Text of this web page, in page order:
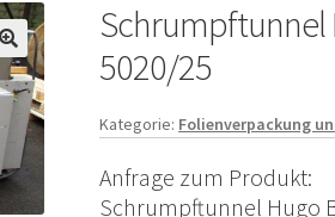
Schrumpftunnel
5020/25
Kategorie: Folienverpackung
Anfrage zum Produkt:
Schrumpftunnel Hugo